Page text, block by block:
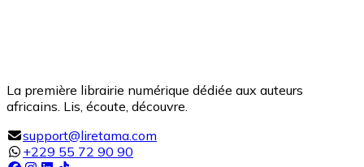
La première librairie numérique dédiée aux auteurs
africains. Lis, écoute, découvre.
support@liretama.com
+229 55 72 90 90